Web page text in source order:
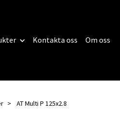
Kontakta oss Om oss
AT Multi P 125x2.8